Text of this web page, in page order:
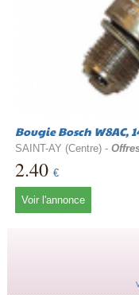
Bougie Bosch W8AC,
SAINT-AY (Centre) -
2.40 €
Voir l'annonce